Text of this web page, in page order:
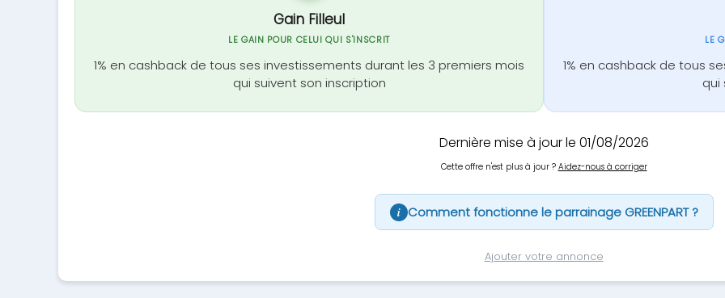
Gain Filleul
LE GAIN POUR CELUI QUI S'INSCRIT
1% en cashback de tous ses investissements durant les 3 premiers mois
qui suivent son inscription
LE
1% en cashback de tous
qui
Dernière mise à jour le 01/08/2026
Cette offre n'est plus à jour ? Aidez-nous à corriger
i Comment fonctionne le parrainage GREENPART ?
Ajouter votre annonce